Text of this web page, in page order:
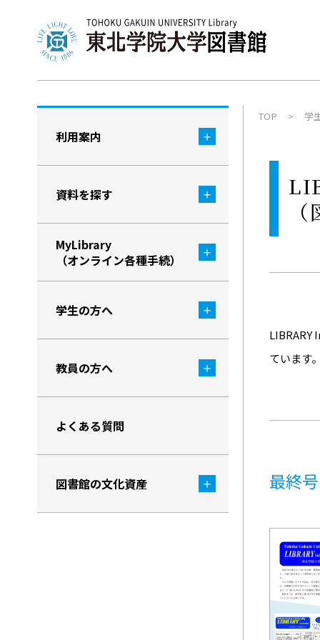
TOP 学
LIBRARY
ています
最終号
利用案内
資料を探す
MyLibrary
（オンライン各種手続）
学生の方へ
教員の方へ
よくある質問
図書館の文化資産